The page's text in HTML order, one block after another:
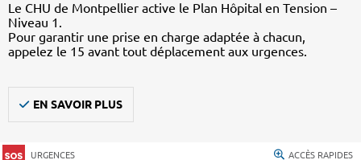
Le CHU de Montpellier active le Plan Hôpital en Tension –
Niveau 1.
Pour garantir une prise en charge adaptée à chacun,
appelez le 15 avant tout déplacement aux urgences.
EN SAVOIR PLUS
URGENCES ACCÈS RAPIDES